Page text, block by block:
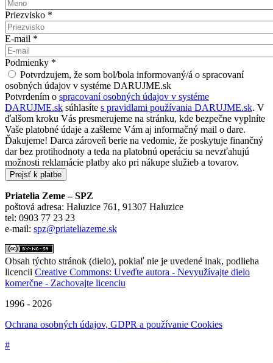
Priezvisko *
E-mail *
Podmienky *
Potvrdzujem, že som bol/bola informovaný/á o spracovaní
osobných údajov v systéme DARUJME.sk
Potvrdením o spracovaní osobných údajov v systéme
DARUJME.sk súhlasíte s pravidlami používania DARUJME.sk. V
ďalšom kroku Vás presmerujeme na stránku, kde bezpečne vyplníte
Vaše platobné údaje a zašleme Vám aj informačný mail o dare.
Ďakujeme! Darca zároveň berie na vedomie, že poskytuje finančný
dar bez protihodnoty a teda na platobnú operáciu sa nevzťahujú
možnosti reklamácie platby ako pri nákupe služieb a tovarov.
Priatelia Zeme – SPZ
poštová adresa: Haluzice 761, 91307 Haluzice
tel: 0903 77 23 23
e-mail: spz@priateliazeme.sk
Obsah týchto stránok (dielo), pokiaľ nie je uvedené inak, podlieha
licencii Creative Commons: Uveďte autora - Nevyužívajte dielo
komerčne - Zachovajte licenciu
1996 - 2026
Ochrana osobných údajov, GDPR a používanie Cookies
#